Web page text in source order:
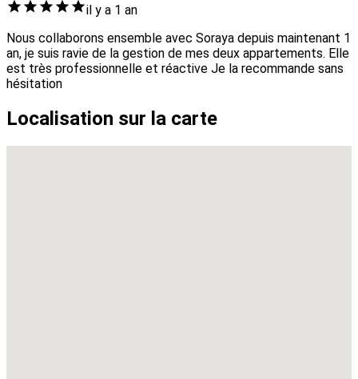
il y a 1 an
Nous collaborons ensemble avec Soraya depuis maintenant 1
an, je suis ravie de la gestion de mes deux appartements. Elle
est très professionnelle et réactive Je la recommande sans
hésitation
Localisation sur la carte